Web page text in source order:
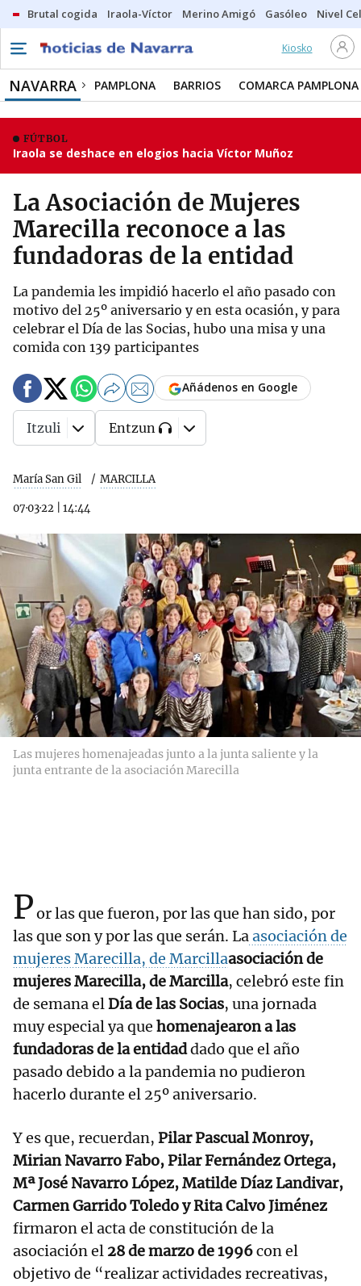
Brutal cogida Iraola-Víctor Merino Amigó Gasóleo Nivel
Kiosko
NAVARRA PAMPLONA BARRIOS COMARCA PAMPLONA
FÚTBOL
Iraola se deshace en elogios hacia Víctor Muñoz
La Asociación de Mujeres
Marecilla reconoce a las
fundadoras de la entidad
La pandemia les impidió hacerlo el año pasado con
motivo del 25º aniversario y en esta ocasión, y para
celebrar el Día de las Socias, hubo una misa y una
comida con 139 participantes
María San Gil MARCILLA
07·03·22 14:44
Añádenos en Google
Itzuli Entzun
Las mujeres homenajeadas junto a la junta saliente y la
junta entrante de la asociación Marecilla
Por las que fueron, por las que han sido, por
las que son y por las que serán. Laasociación de
mujeres Marecilla, de Marcillaasociación de
mujeres Marecilla, de Marcilla, celebró este fin
de semana elDía de las Socias, una jornada
muy especial ya que homenajearon a las
fundadoras de la entidaddado que el año
pasado debido a la pandemia no pudieron
hacerlo durante el 25º aniversario.
Y es que, recuerdan, Pilar Pascual Monroy,
Mirian Navarro Fabo, Pilar Fernández Ortega,
Mª José Navarro López, Matilde Díaz Landivar,
Carmen Garrido Toledo y Rita Calvo Jiménez
firmaron el acta de constitución de la
asociación el 28 de marzo de 1996con el
objetivo de “realizar actividades recreativas,